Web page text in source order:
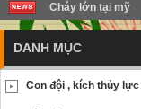
LIÊN HỆ
Cháy lớn tại mỹ
DANH MỤC
Con đội , kích thủy lực